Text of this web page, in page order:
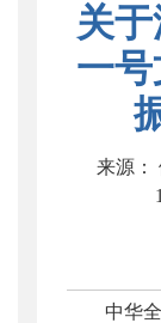
关
一
来源：
中华